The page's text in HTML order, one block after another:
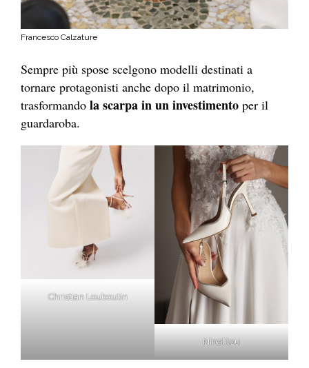
Francesco Calzature
Sempre più spose scelgono modelli destinati a
tornare protagonisti anche dopo il matrimonio,
trasformando la scarpa in un investimento per il
guardaroba.
Christian Louboutin
Ninalilou